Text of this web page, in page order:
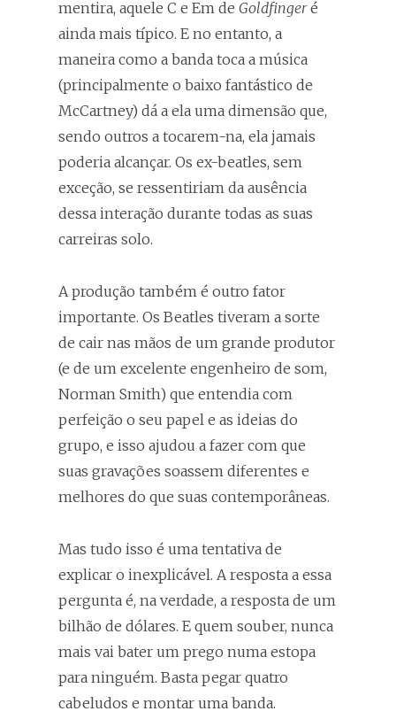
mentira, aquele C e Em de Goldfingeré
ainda mais típico. E no entanto, a
maneira como a banda toca a música
(principalmente o baixo fantástico de
McCartney) dá a ela uma dimensão que,
sendo outros a tocarem-na, ela jamais
poderia alcançar. Os ex-beatles, sem
exceção, se ressentiriam da ausência
dessa interação durante todas as suas
carreiras solo.
A produção também é outro fator
importante. Os Beatles tiveram a sorte
de cair nas mãos de um grande produtor
(e de um excelente engenheiro de som,
Norman Smith) que entendia com
perfeição o seu papel e as ideias do
grupo, e isso ajudou a fazer com que
suas gravações soassem diferentes e
melhores do que suas contemporâneas.
Mas tudo isso é uma tentativa de
explicar o inexplicável. A resposta a essa
pergunta é, na verdade, a resposta de um
bilhão de dólares. E quem souber, nunca
mais vai bater um prego numa estopa
para ninguém. Basta pegar quatro
cabeludos e montar uma banda.